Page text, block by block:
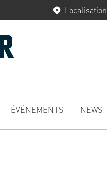
Localisation
ÉVÉNEMENTS NEWS